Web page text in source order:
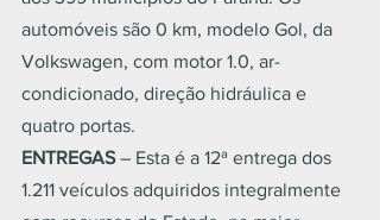
automóveis são 0 km, modelo Gol, da
Volkswagen, com motor 1.0, ar-
condicionado, direção hidráulica e
quatro portas.
ENTREGAS – Esta é a 12ª entrega dos
1.211 veículos adquiridos integralmente